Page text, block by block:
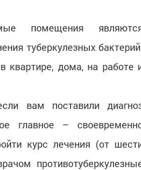
помещения
туберкулезных
квартире, дома, на работе
вам поставили
главное –
курс лечения (от